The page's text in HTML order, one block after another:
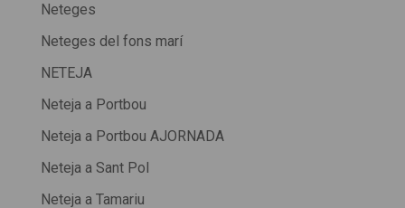
Neteges
Neteges del fons marí
NETEJA
Neteja a Portbou
Neteja a Portbou AJORNADA
Neteja a Sant Pol
Neteja a Tamariu